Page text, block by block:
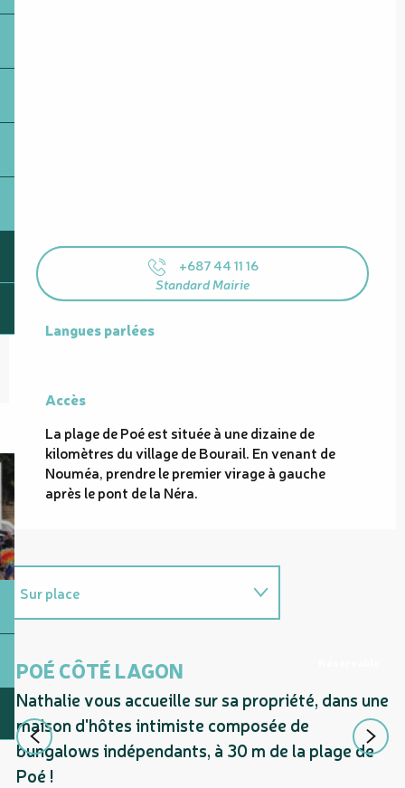
+687 44 11 16
Standard Mairie
Langues parlées
Langues parlées
Accès
Accès
La plage de Poé est située à une dizaine de
kilomètres du village de Bourail. En venant de
Nouméa, prendre le premier virage à gauche
après le pont de la Néra.
Sur place
POÉ CÔTÉ LAGON
Nathalie vous accueille sur sa propriété, dans une
maison d'hôtes intimiste composée de
bungalows indépendants, à 30 m de la plage de
Poé !